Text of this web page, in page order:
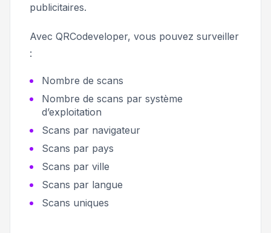
publicitaires.
Avec QRCodeveloper, vous pouvez surveiller
:
Nombre de scans
Nombre de scans par système
d’exploitation
Scans par navigateur
Scans par pays
Scans par ville
Scans par langue
Scans uniques